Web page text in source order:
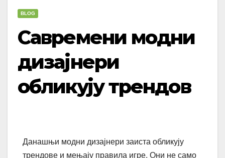
BLOG
Савремени модни
дизајнери
обликују трендов
Данашњи модни дизајнери заиста обликују
трендове и мењају правила игре. Они не само